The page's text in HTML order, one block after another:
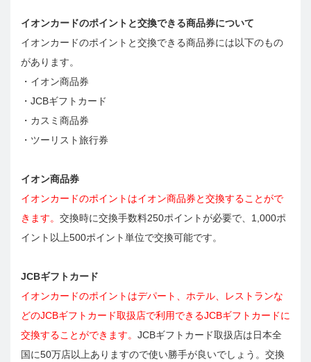
イオンカードのポイントと交換できる商品券について
イオンカードのポイントと交換できる商品券には以下のもの
があります。
・イオン商品券
・JCBギフトカード
・カスミ商品券
・ツーリスト旅行券
イオン商品券
イオンカードのポイントはイオン商品券と交換することがで
きます。 交換時に交換手数料250ポイントが必要で、1,000ポ
イント以上500ポイント単位で交換可能です。
JCBギフトカード
イオンカードのポイントはデパート、ホテル、レストランな
どのJCBギフトカード取扱店で利用できるJCBギフトカードに
交換することができます。 JCBギフトカード取扱店は日本全
国に50万店以上ありますので使い勝手が良いでしょう。交換